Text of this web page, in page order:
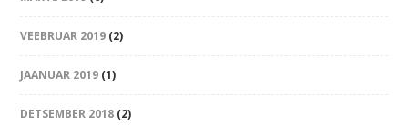
VEEBRUAR 2019 (2)
JAANUAR 2019 (1)
DETSEMBER 2018 (2)